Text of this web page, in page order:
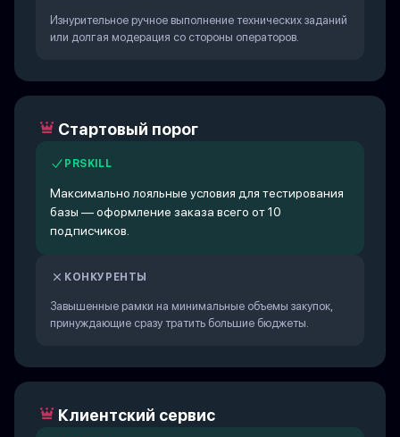
Изнурительное ручное выполнение технических заданий
или долгая модерация со стороны операторов.
Стартовый порог
PRSKILL
Максимально лояльные условия для тестирования
базы — оформление заказа всего от 10
подписчиков.
КОНКУРЕНТЫ
Завышенные рамки на минимальные объемы закупок,
принуждающие сразу тратить большие бюджеты.
Клиентский сервис